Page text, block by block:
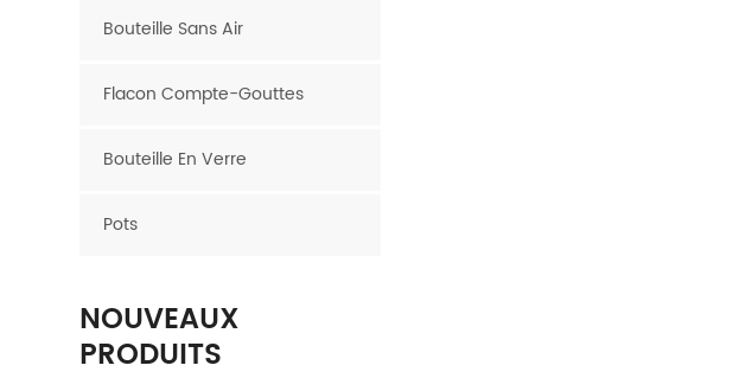
Bouteille Sans Air
Flacon Compte-Gouttes
Bouteille En Verre
Pots
NOUVEAUX
PRODUITS